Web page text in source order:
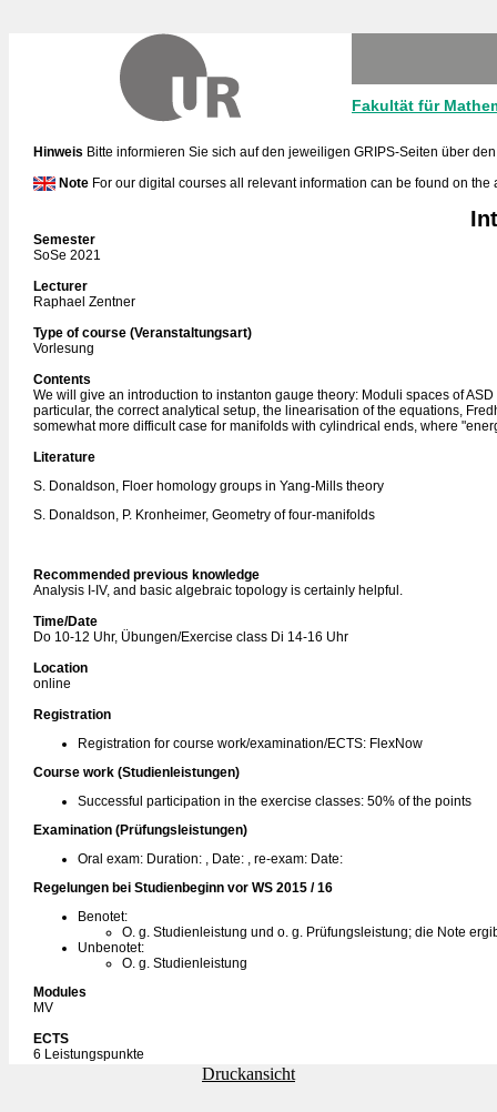
Fakultät für
Hinweis Bitte informieren Sie sich auf den jeweiligen GRIPS-Seiten über
Note For our digital courses all relevant information can be found on the
Semester
SoSe 2021
Lecturer
Raphael Zentner
Type of course (Veranstaltungsart)
Vorlesung
Contents
We will give an introduction to instanton gauge theory: Moduli spaces of
particular, the correct analytical setup, the linearisation of the equations,
somewhat more difficult case for manifolds with cylindrical ends, where
Literature
S. Donaldson, Floer homology groups in Yang-Mills theory
S. Donaldson, P. Kronheimer, Geometry of four-manifolds
Recommended previous knowledge
Analysis I-IV, and basic algebraic topology is certainly helpful.
Time/Date
Do 10-12 Uhr, Übungen/Exercise class Di 14-16 Uhr
Location
online
Registration
Registration for course work/examination/ECTS: FlexNow
Course work (Studienleistungen)
Successful participation in the exercise classes: 50% of the points
Examination (Prüfungsleistungen)
Oral exam: Duration: , Date: , re-exam: Date:
Regelungen bei Studienbeginn vor WS 2015 / 16
Benotet:
O. g. Studienleistung und o. g. Prüfungsleistung; die Note
Unbenotet:
O. g. Studienleistung
Modules
MV
ECTS
6 Leistungspunkte
Druckansicht